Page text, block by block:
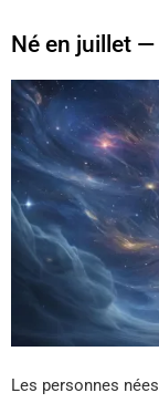
Né en juillet —
Les personnes